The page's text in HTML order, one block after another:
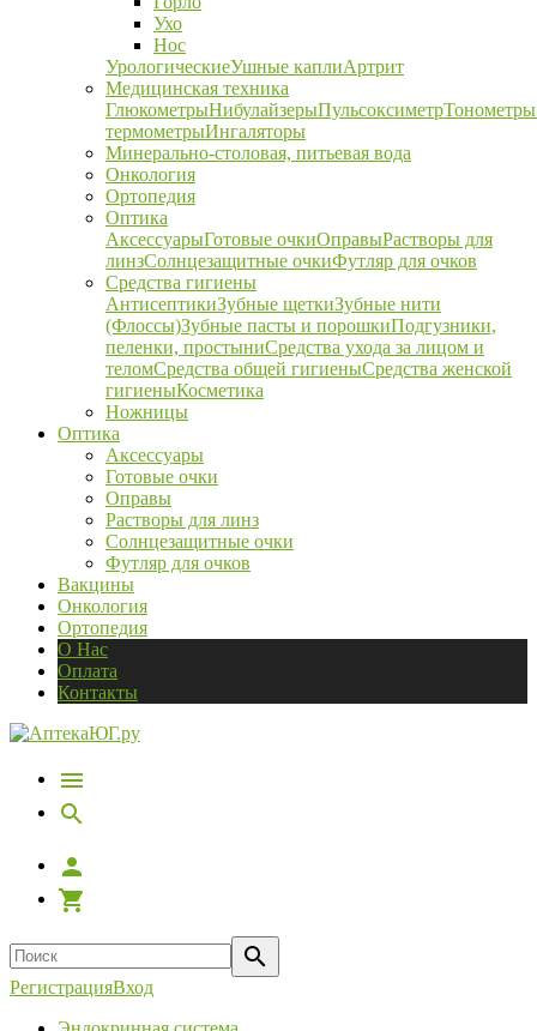
Ухо
Нос
УрологическиеУшные каплиАртрит
Медицинская техника
ГлюкометрыНибулайзерыПульсоксиметрТонометры
термометрыИнгаляторы
Минерально-столовая, питьевая вода
Онкология
Ортопедия
Оптика
АксессуарыГотовые очкиОправыРастворы для
линзСолнцезащитные очкиФутляр для очков
Средства гигиены
АнтисептикиЗубные щеткиЗубные нити
(Флоссы)Зубные пасты и порошкиПодгузники,
пеленки, простыниСредства ухода за лицом и
теломСредства общей гигиеныСредства женской
гигиеныКосметика
Ножницы
Оптика
Аксессуары
Готовые очки
Оправы
Растворы для линз
Солнцезащитные очки
Футляр для очков
Вакцины
Онкология
Ортопедия
О Нас
Оплата
Контакты
РегистрацияВход